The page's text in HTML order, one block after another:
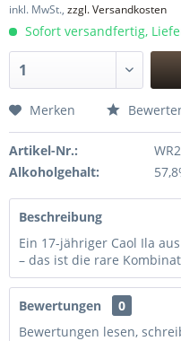
inkl. MwSt., zzgl. Versandkosten
Sofort versandfertig,
Merken
Artikel-Nr.:
Alkoholgehalt:
Beschreibung
Ein 17-jähriger Caol Ila
– das ist die rare
Bewertungen
0
Bewertungen lesen,